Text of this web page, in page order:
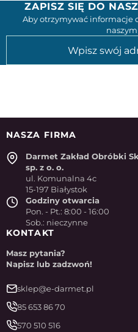
ZAPISZ SIĘ DO
Aby otrzymywać informacje
NASZA FIRMA
Darmet Zakład Obróbki
sp. z o. o.
ul. Komunalna 4c
15-197 Białystok
Godziny otwarcia
Pon. - Pt.: 8:00 - 16:00
Sob.: nieczynne
KONTAKT
Masz pytania?
Napisz lub zadzwoń!
sklep@e-darmet.pl
85 653 86 70
570 510 516